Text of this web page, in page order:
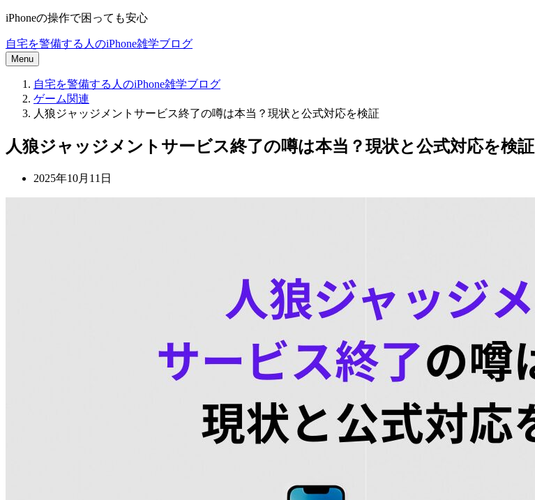
iPhoneの操作で困っても安心
自宅を警備する人のiPhone雑学ブログ
Menu
自宅を警備する人のiPhone雑学ブログ
ゲーム関連
人狼ジャッジメントサービス終了の噂は本当？現状と公式対応を検証
人狼ジャッジメントサービス終了の噂は本当？現状と公式対応を検証
2025年10月11日